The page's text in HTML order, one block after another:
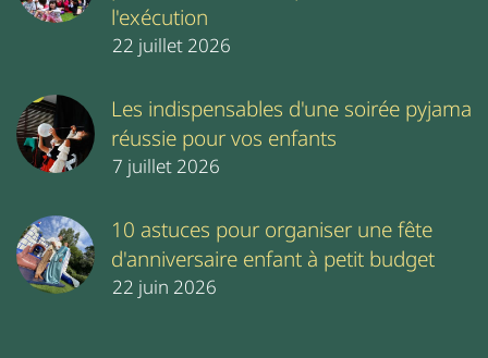
l'exécution
22 juillet 2026
Les indispensables d'une soirée pyjama
réussie pour vos enfants
7 juillet 2026
10 astuces pour organiser une fête
d'anniversaire enfant à petit budget
22 juin 2026